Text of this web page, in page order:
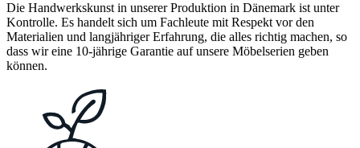
Die Handwerkskunst in unserer Produktion in Dänemark ist unter
Kontrolle. Es handelt sich um Fachleute mit Respekt vor den
Materialien und langjähriger Erfahrung, die alles richtig machen, so
dass wir eine 10-jährige Garantie auf unsere Möbelserien geben
können.